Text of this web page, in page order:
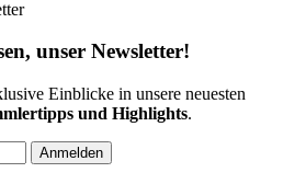
unser Newsletter!
Einblicke in unsere neuesten
und Highlights.